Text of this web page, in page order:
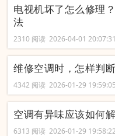
电视机坏了怎么修理
法
2310 阅读 2026-04-01 20:07:31
维修空调时，怎样判
4342 阅读 2026-01-29 19:59:05
空调有异味应该如何
6313 阅读 2026-01-29 19:58:22